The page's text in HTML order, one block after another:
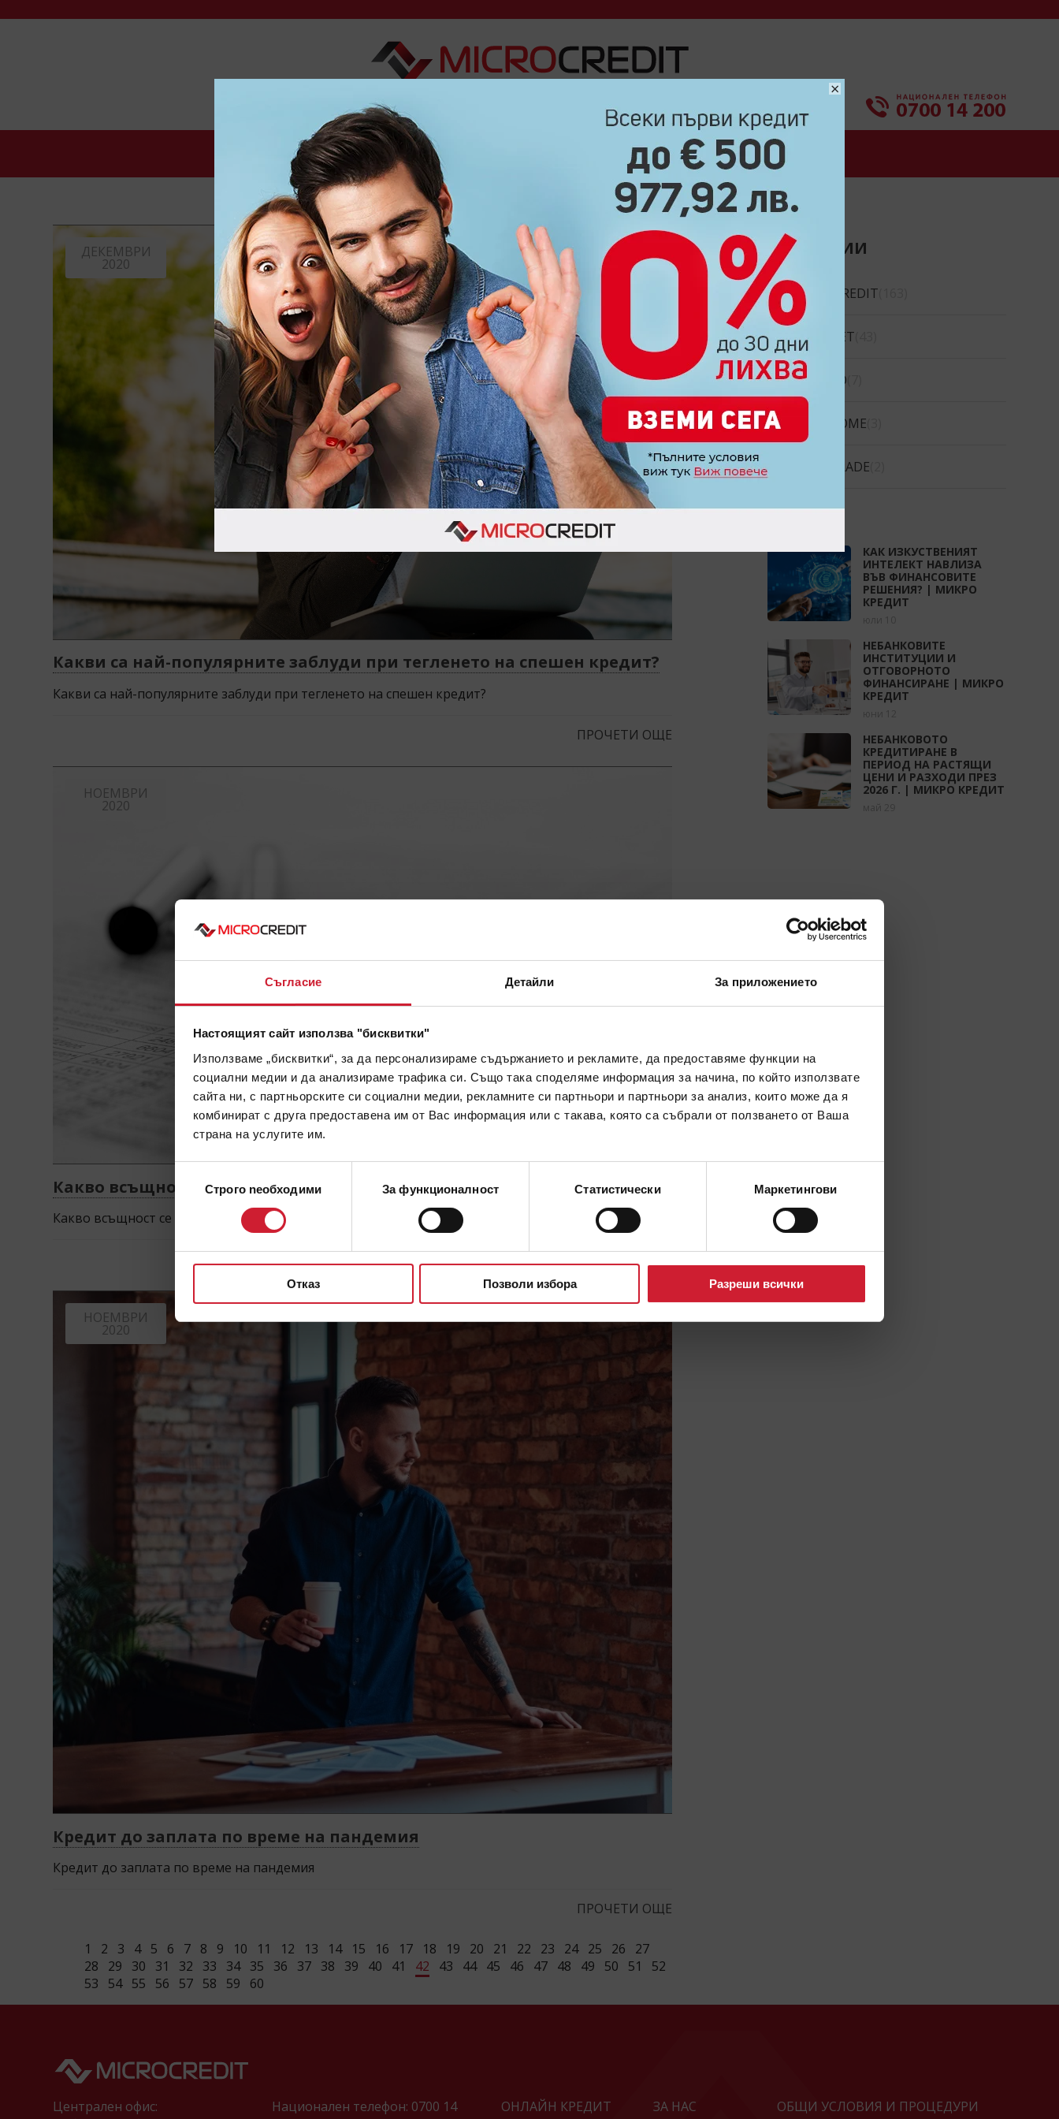
Съгласие Детайли За приложението
Настоящият сайт използва "бисквитки"
Използваме „бисквитки“, за да персонализираме съдържанието и рекламите, да предоставяме функции на
социални медии и да анализираме трафика си. Също така споделяме информация за начина, по който използвате
сайта ни, с партньорските си социални медии, рекламните си партньори и партньори за анализ, които може да я
комбинират с друга предоставена им от Вас информация или с такава, която са събрали от ползването от Ваша
страна на услугите им.
на
Строго nеобходими За функционалност Статистически Маркетингови
Отказ Позволи избора Разреши всички
КАК ДА ВЗЕМА? ЧЕСТО ЗАДАВАНИ ВЪПРОСИ КОНТАКТИ
×
ДЕКЕМВРИ
2020
Какви са най-популярните заблуди при тегленето на спешен кредит?
Какви са най-популярните заблуди при тегленето на спешен кредит?
ПРОЧЕТИ ОЩЕ
НОЕМВРИ
2020
Какво всъщност се крие зад термина главница?
Какво всъщност се крие зад термина главница?
НОЕМВРИ
2020
Кредит до заплата по време на пандемия
Кредит до заплата по време на пандемия
ПРОЧЕТИ ОЩЕ
1 2 3 4 5 6 7 8 9 10 11 12 13 14 15 16 17 18 19 20 21 22 23 24 25 26
27
28
29 30 31 32 33 34 35 36 37 38 39 40 41 42 43 44 45 46 47 48 49 50 51
52
53
54 55 56 57 58 59 60
КАТЕГОРИИ
MICROCREDIT
CREDINET
CREDIGO
CREDIHOME
CREDITRADE
КАК ИЗКУСТВЕНИЯТ
ИНТЕЛЕКТ НАВЛИЗА
ВЪВ ФИНАНСОВИТЕ
РЕШЕНИЯ? | МИКРО
КРЕДИТ
НЕБАНКОВИТЕ
ИНСТИТУЦИИ И
ОТГОВОРНОТО
ФИНАНСИРАНЕ | МИКРО
КРЕДИТ
НЕБАНКОВОТО
КРЕДИТИРАНЕ В
ПЕРИОД НА РАСТЯЩИ
ЦЕНИ И РАЗХОДИ ПРЕЗ
2026 Г. | МИКРО КРЕДИТ
Централен офис:
Национален телефон: 0700 14
ОНЛАЙН КРЕДИТ
ЗА НАС
ОБЩИ УСЛОВИЯ И ПРОЦЕДУРИ